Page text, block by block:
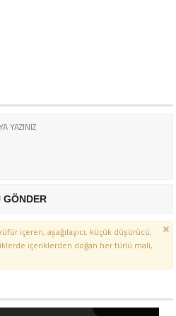
GÖNDER
içeren, aşağılayıcı, küçük düşürücü,
içeriklerden doğan her türlü mali,